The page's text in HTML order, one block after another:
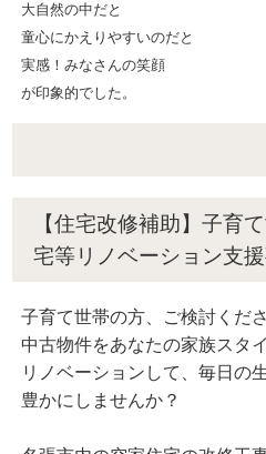
大自然の中だと
童心にかえりやすいのだと
実感！みなさんの笑顔
が印象的でした。
【住宅改修補助】子育
宅等リノベーション支
子育て世帯の方、ご検討くだ
中古物件をあなたの家族スタ
リノベーションして、毎日の
豊かにしませんか？